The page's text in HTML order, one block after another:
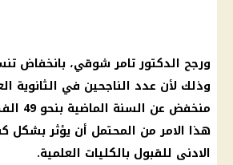
ورجح الدكتور تامر شوقي، بانخفاض
وذلك لأن عدد الناجحين في الثانوية
منخفض
هذا الامر من المحتمل أن يؤثر بشكل
الادنى للقبول بالكليات العلمية.